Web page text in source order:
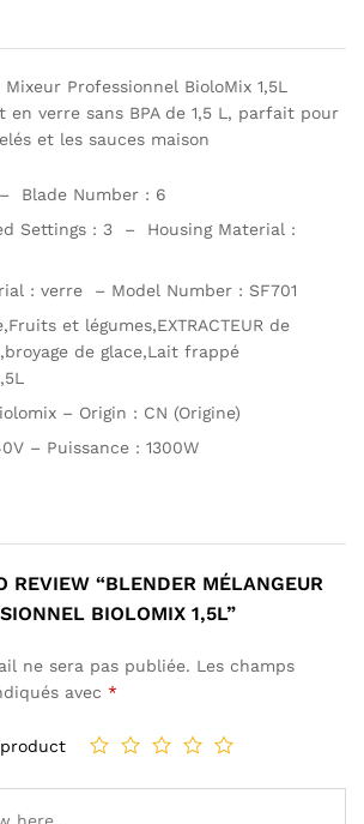
Professionnel BioloMix 1,5L
en verre sans BPA de 1,5 L, parfait pour
et les sauces maison
Blade Number : 6
Settings : 3 – Housing Material :
: verre – Model Number : SF701
et légumes,EXTRACTEUR de
de glace,Lait frappé
– Origin : CN (Origine)
– Puissance : 1300W
REVIEW “BLENDER MÉLANGEUR
BIOLOMIX 1,5L”
ne sera pas publiée. Les champs
avec *